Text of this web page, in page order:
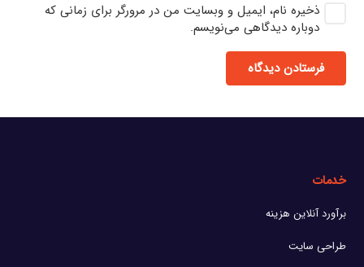
ذخیره نام، ایمیل و وبسایت من در مرورگر برای زمانی که
دوباره دیدگاهی می‌نویسم.
فرستادن دیدگاه
خدمات
برآورد آنلاین هزینه
طراحی سایت